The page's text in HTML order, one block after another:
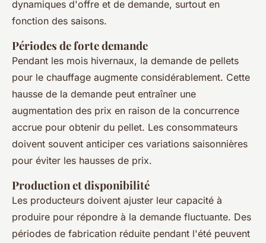
dynamiques d'offre et de demande, surtout en
fonction des saisons.
Périodes de forte demande
Pendant les mois hivernaux, la demande de pellets
pour le chauffage augmente considérablement. Cette
hausse de la demande peut entraîner une
augmentation des prix en raison de la concurrence
accrue pour obtenir du pellet. Les consommateurs
doivent souvent anticiper ces variations saisonnières
pour éviter les hausses de prix.
Production et disponibilité
Les producteurs doivent ajuster leur capacité à
produire pour répondre à la demande fluctuante. Des
périodes de fabrication réduite pendant l'été peuvent